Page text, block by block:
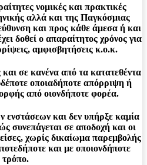
νομικές και πρακτικές
αλλά και της Παγκόσμιας
και προς κάθε άμεσα ή και
δοθεί ο απαραίτητος χρόνος για
αμφισβητήσεις κ.ο.κ.
σε κανένα από τα κατατεθέντα
οποιαδήποτε απόρριψη ή
από οιονδήποτε φορέα.
ενστάσεων και δεν υπήρξε καμία
συνεπάγεται σε αποδοχή και οι
χωρίς δικαίωμα παρεμβολής
και με οποιονδήποτε
τρόπο.